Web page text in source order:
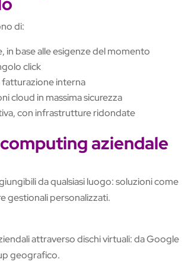
di:
in base alle esigenze del momento
click
fatturazione interna
cloud in massima sicurezza
con infrastrutture ridondate
aziendale
da qualsiasi luogo: soluzioni come
gestionali personalizzati.
attraverso dischi virtuali: da Google
geografico.